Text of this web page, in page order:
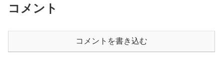
コメント
コメントを書き込む